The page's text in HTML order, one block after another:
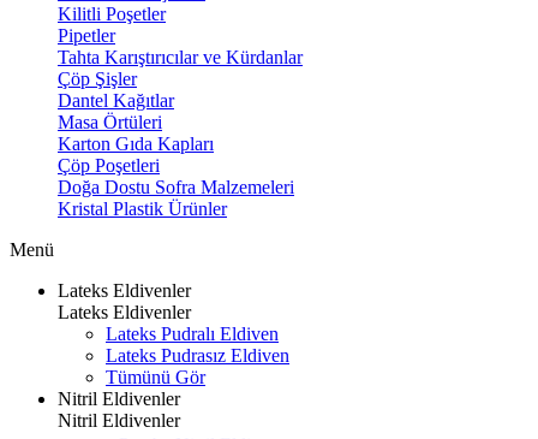
Kilitli Poşetler
Pipetler
Tahta Karıştırıcılar ve Kürdanlar
Çöp Şişler
Dantel Kağıtlar
Masa Örtüleri
Karton Gıda Kapları
Çöp Poşetleri
Doğa Dostu Sofra Malzemeleri
Kristal Plastik Ürünler
Menü
Lateks Eldivenler
Lateks Eldivenler
Lateks Pudralı Eldiven
Lateks Pudrasız Eldiven
Tümünü Gör
Nitril Eldivenler
Nitril Eldivenler